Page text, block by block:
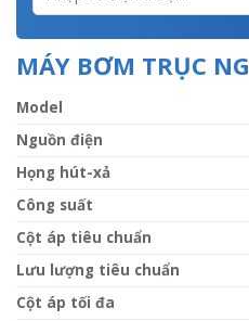
MÁY BƠM TRỤC
Model
Nguồn điện
Họng hút-xả
Công suất
Cột áp tiêu chuẩn
Lưu lượng tiêu chuẩn
Cột áp tối đa